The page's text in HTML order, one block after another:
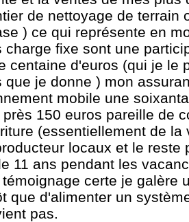
de nettoyage de terrain
) ce qui représente en
charge fixe sont une
centaine d'euros (qui je le
que je donne ) mon
mobile une
près 150 euros pareille de
(essentiellement de
locaux et le reste
11 ans pendant les
témoignage certe je galère
que d'alimenter un
pas.